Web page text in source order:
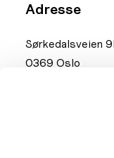
Adresse
Sørkedalsveien
0369 Oslo